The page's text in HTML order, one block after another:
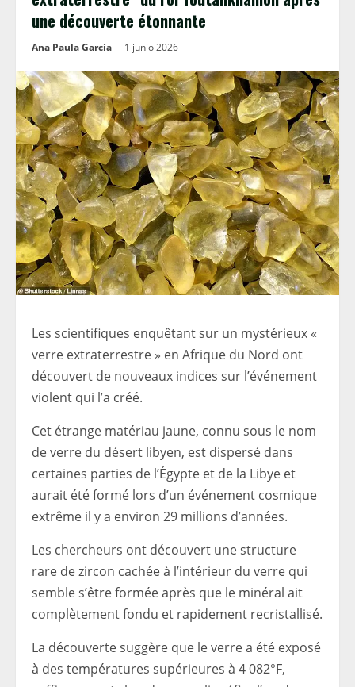
une découverte étonnante
Ana Paula García 1 junio 2026
Les scientifiques enquêtant sur un mystérieux «
verre extraterrestre » en Afrique du Nord ont
découvert de nouveaux indices sur l’événement
violent qui l’a créé.
Cet étrange matériau jaune, connu sous le nom
de verre du désert libyen, est dispersé dans
certaines parties de l’Égypte et de la Libye et
aurait été formé lors d’un événement cosmique
extrême il y a environ 29 millions d’années.
Les chercheurs ont découvert une structure
rare de zircon cachée à l’intérieur du verre qui
semble s’être formée après que le minéral ait
complètement fondu et rapidement recristallisé.
La découverte suggère que le verre a été exposé
à des températures supérieures à 4 082°F,